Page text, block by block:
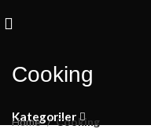
Cooking
Kategoriler
Home Cooking
Tüm ürünlerimizde